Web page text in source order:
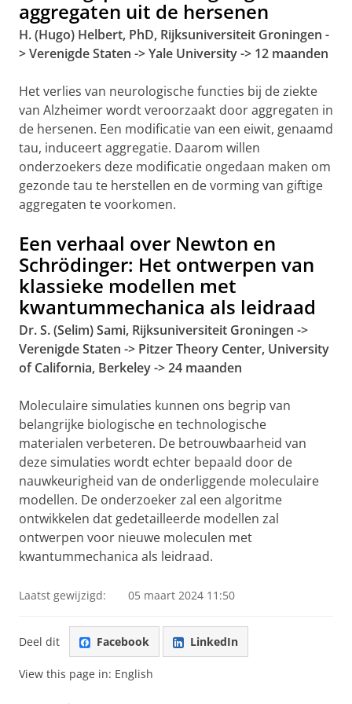
aggregaten uit de hersenen
H. (Hugo) Helbert, PhD, Rijksuniversiteit Groningen -
> Verenigde Staten -> Yale University -> 12 maanden
Het verlies van neurologische functies bij de ziekte
van Alzheimer wordt veroorzaakt door aggregaten in
de hersenen. Een modificatie van een eiwit, genaamd
tau, induceert aggregatie. Daarom willen
onderzoekers deze modificatie ongedaan maken om
gezonde tau te herstellen en de vorming van giftige
aggregaten te voorkomen.
Een verhaal over Newton en
Schrödinger: Het ontwerpen van
klassieke modellen met
kwantummechanica als leidraad
Dr. S. (Selim) Sami, Rijksuniversiteit Groningen ->
Verenigde Staten -> Pitzer Theory Center, University
of California, Berkeley -> 24 maanden
Moleculaire simulaties kunnen ons begrip van
belangrijke biologische en technologische
materialen verbeteren. De betrouwbaarheid van
deze simulaties wordt echter bepaald door de
nauwkeurigheid van de onderliggende moleculaire
modellen. De onderzoeker zal een algoritme
ontwikkelen dat gedetailleerde modellen zal
ontwerpen voor nieuwe moleculen met
kwantummechanica als leidraad.
Laatst gewijzigd: 05 maart 2024 11:50
Deel dit Facebook LinkedIn
View this page in: English